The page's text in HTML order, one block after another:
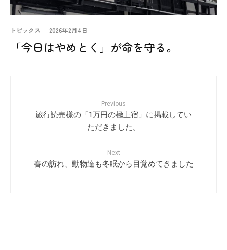
トピックス · 2026年2月4日
「今日はやめとく」が命を守る。
Previous
旅行読売様の「1万円の極上宿」に掲載してい
ただきました。
Next
春の訪れ、動物達も冬眠から目覚めてきました